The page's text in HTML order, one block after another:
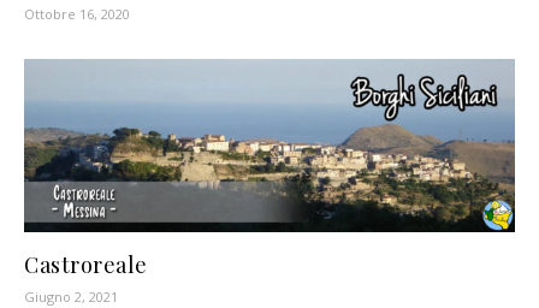
Ottobre 16, 2020
Castroreale
Giugno 2, 2021